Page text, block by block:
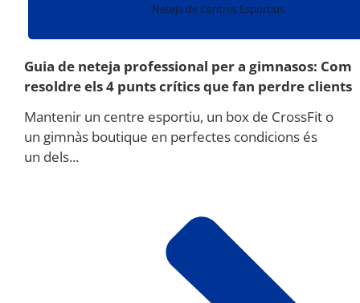
Neteja de Centres Esportius
Guia de neteja professional per a gimnasos: Com
resoldre els 4 punts crítics que fan perdre clients
Mantenir un centre esportiu, un box de CrossFit o
un gimnàs boutique en perfectes condicions és
un dels...